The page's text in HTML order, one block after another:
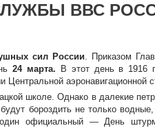
ВВС
сил России. Приказом
24 марта. В этот день в 1916
Центральной аэронавигационной
школе. Однако в далекие
бороздить не только
официальный — День